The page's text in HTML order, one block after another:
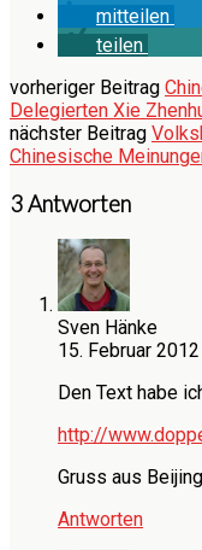
mitteilen
teilen
vorheriger Beitrag
Delegierten Xie
nächster Beitrag
Chinesische
3 Antworten
Sven Hänke
15. Februar 2012
Den Text habe
http://
Gruss aus Beijing
Antworten